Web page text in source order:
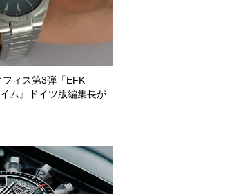
ィス第3弾「EFK-
ム』ドイツ版編集長が